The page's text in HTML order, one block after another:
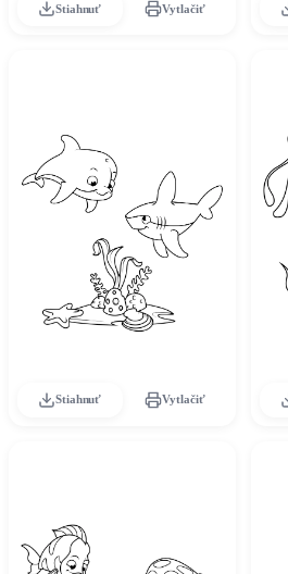
Stiahnuť Vytlačiť
Stiahnuť Vytlačiť